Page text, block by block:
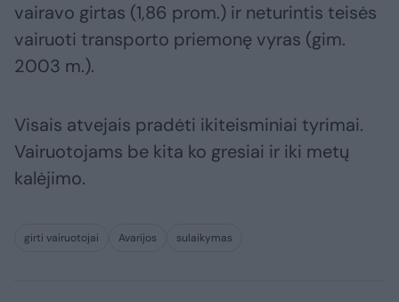
vairavo girtas (1,86 prom.) ir neturintis teisės
vairuoti transporto priemonę vyras (gim.
2003 m.).
Visais atvejais pradėti ikiteisminiai tyrimai.
Vairuotojams be kita ko gresiai ir iki metų
kalėjimo.
girti vairuotojai Avarijos sulaikymas